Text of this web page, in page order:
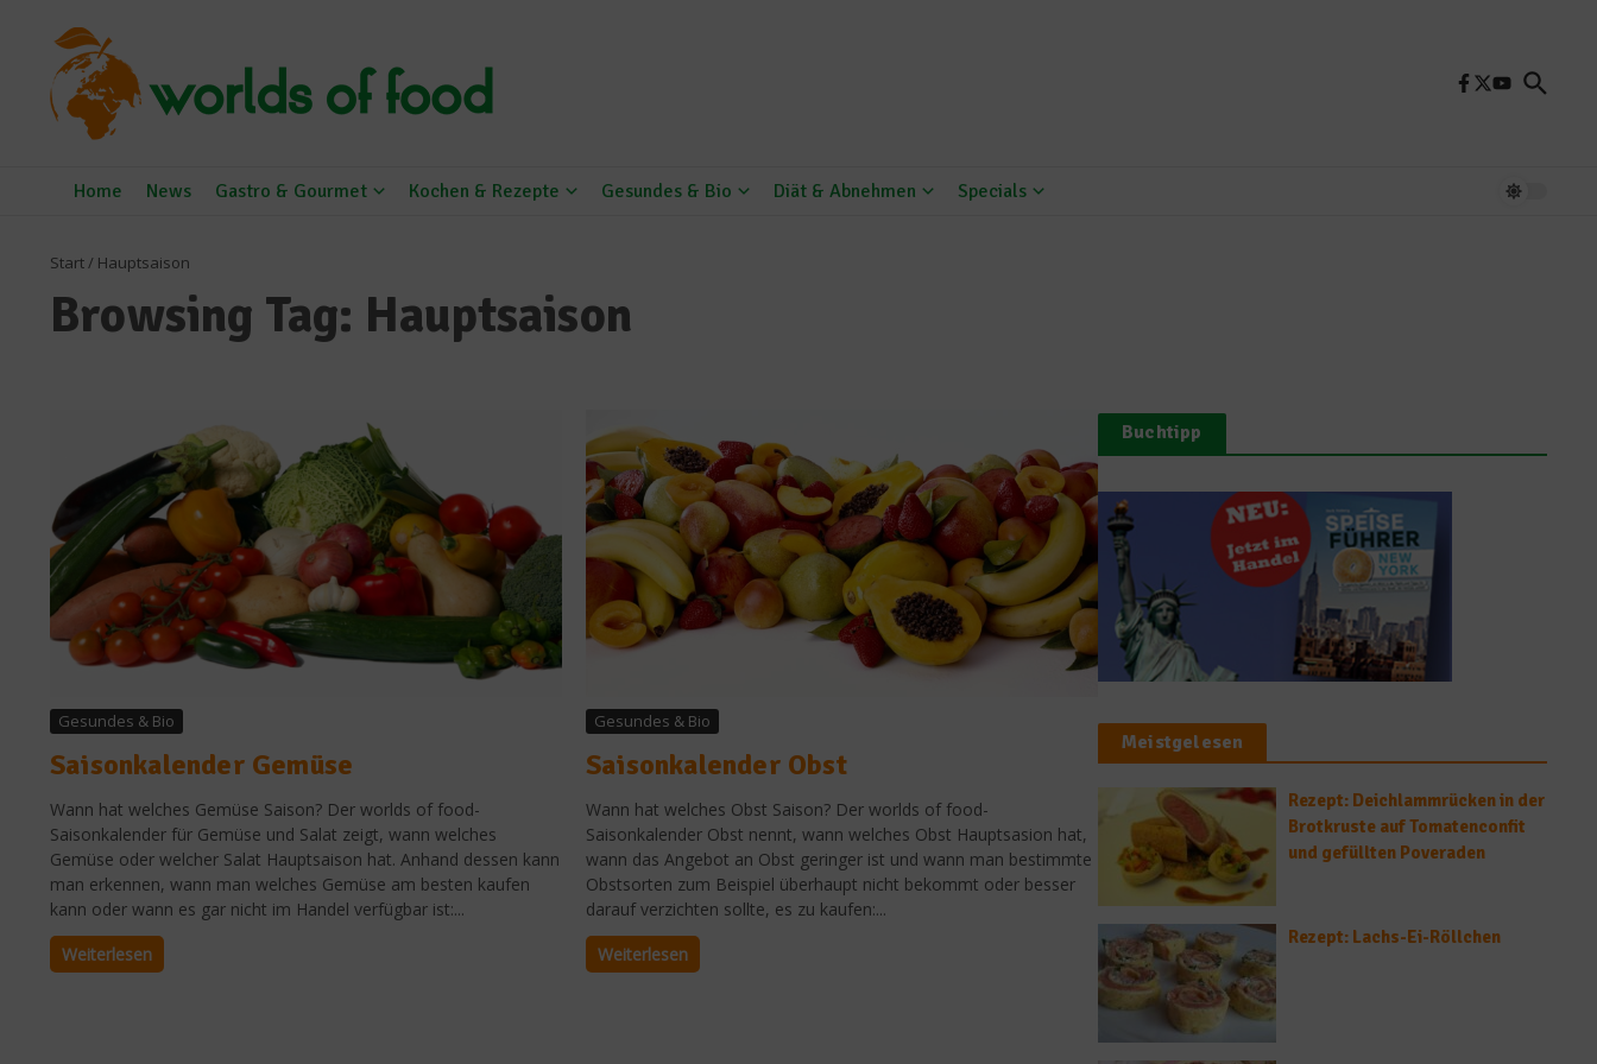
Home News Gastro & Gourmet Kochen & Rezepte Gesundes & Bio Diät & Abnehmen Specials
Start/ Hauptsaison
Browsing Tag: Hauptsaison
Gesundes & Bio
Saisonkalender Gemüse
Wann hat welches Gemüse Saison? Der worlds of food-
Saisonkalender für Gemüse und Salat zeigt, wann welches
Gemüse oder welcher Salat Hauptsaison hat. Anhand dessen kann
man erkennen, wann man welches Gemüse am besten kaufen
kann oder wann es gar nicht im Handel verfügbar ist:...
Weiterlesen
Gesundes & Bio
Saisonkalender Obst
Wann hat welches Obst Saison? Der worlds of food-
Saisonkalender Obst nennt, wann welches Obst Hauptsasion hat,
wann das Angebot an Obst geringer ist und wann man bestimmte
Obstsorten zum Beispiel überhaupt nicht bekommt oder besser
darauf verzichten sollte, es zu kaufen:...
Weiterlesen
Buchtipp
Meistgelesen
Rezept: Deichlammrücken in der
Brotkruste auf Tomatenconfit
und gefüllten Poveraden
Rezept: Lachs-Ei-Röllchen